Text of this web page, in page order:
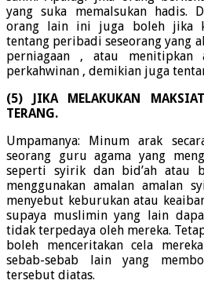
yang suka memalsukan hadis.
orang lain ini juga boleh jika
tentang peribadi seseorang yang
perniagaan , atau menitipkan
perkahwinan , demikian juga
(5) JIKA MELAKUKAN
TERANG.
Umpamanya: Minum arak
seorang guru agama yang
seperti syirik dan bid’ah atau
menggunakan amalan amalan
menyebut keburukan atau
supaya muslimin yang lain
tidak terpedaya oleh mereka.
boleh menceritakan cela
sebab-sebab lain yang
tersebut diatas.